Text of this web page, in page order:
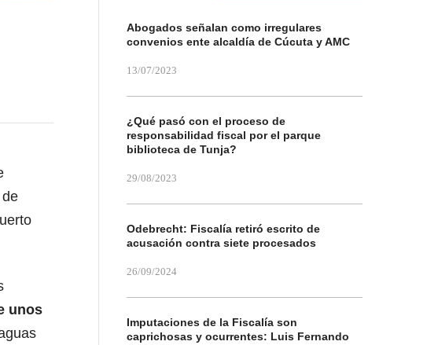
unos
Abogados señalan como irregulares
convenios ente alcaldía de Cúcuta y AMC
13/07/2023
¿Qué pasó con el proceso de
responsabilidad fiscal por el parque
biblioteca de Tunja?
29/08/2023
Odebrecht: Fiscalía retiró escrito de
acusación contra siete procesados
26/09/2024
Imputaciones de la Fiscalía son
caprichosas y ocurrentes: Luis Fernando